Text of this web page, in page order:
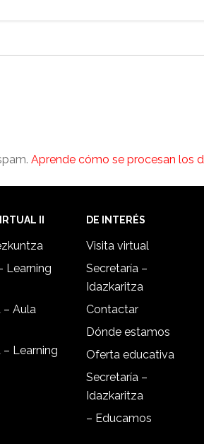
Aprende cómo se procesan los
II
Learning
– Aula
– Learning
DE INTERÉS
Visita virtual
Secretaría –
Idazkaritza
Contactar
Dónde estamos
Oferta educativa
Secretaría –
Idazkaritza
– Educamos